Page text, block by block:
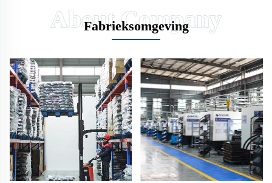
Fabrieksomgeving